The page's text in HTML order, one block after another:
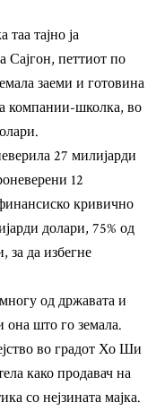
тајно ја
Сајгон, петтиот по
заеми и готовина
компании-школка, во
27 милијарди
12
кривично
долари, 75% од
за да избегне
од државата и
она што го земала.
во градот Хо Ши
како продавач на
со нејзината мајка.